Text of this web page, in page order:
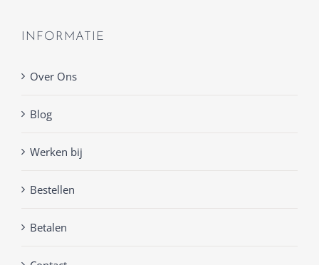
INFORMATIE
Over Ons
Blog
Werken bij
Bestellen
Betalen